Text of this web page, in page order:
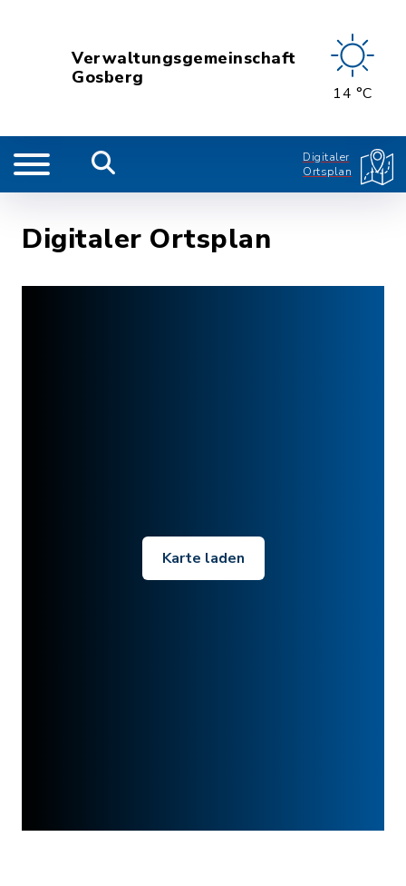
Verwaltungsgemeinschaft
Gosberg
14 °C
Digitaler
Ortsplan
Digitaler Ortsplan
Karte laden